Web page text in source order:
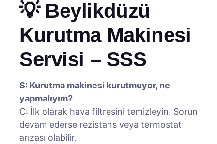
💡 Beylikdüzü
Kurutma Makinesi
Servisi – SSS
S: Kurutma makinesi kurutmuyor, ne
yapmalıyım?
C: İlk olarak hava filtresini temizleyin. Sorun
devam ederse rezistans veya termostat
arızası olabilir.